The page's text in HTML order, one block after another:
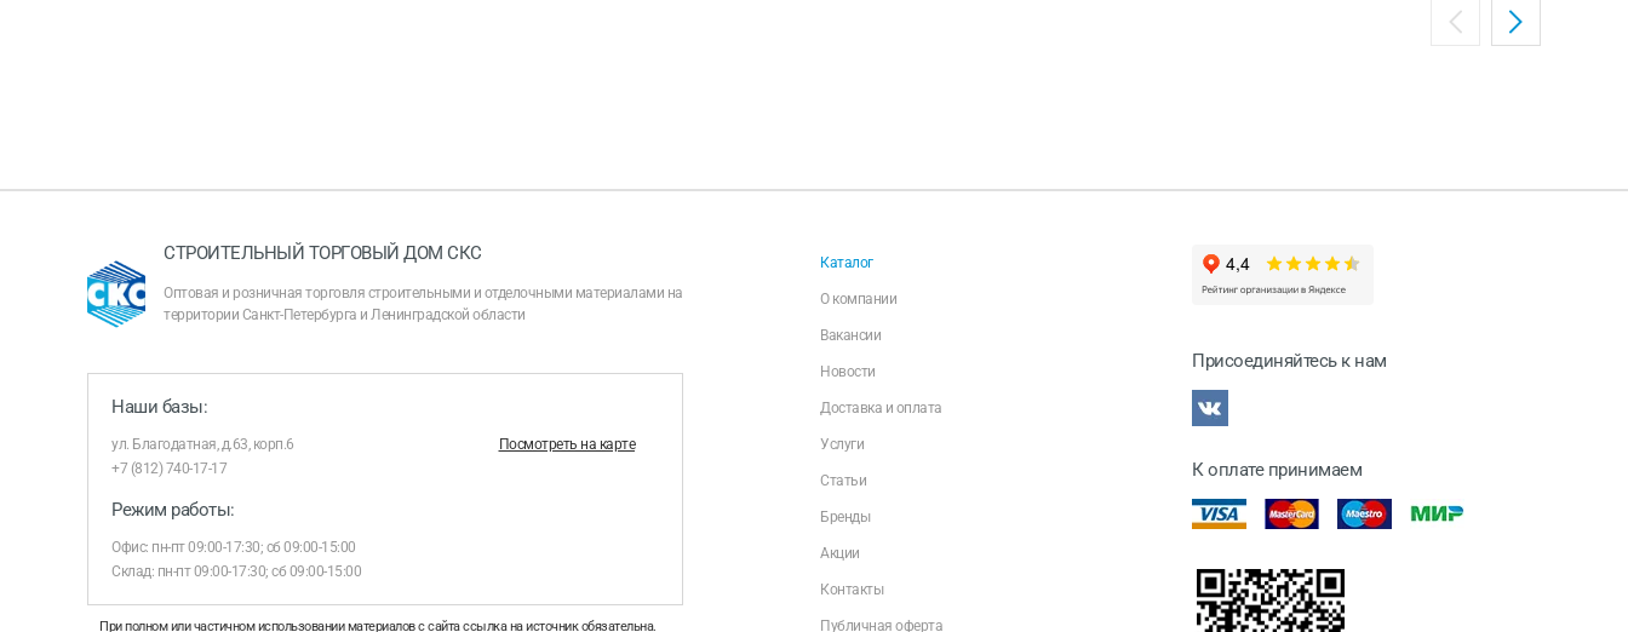
СТРОИТЕЛЬНЫЙ ТОРГОВЫЙ ДОМ СКС
Оптовая и розничная торговля строительными и отделочными материалами на
территории Санкт-Петербурга и Ленинградской области
Наши базы:
ул. Благодатная, д.63, корп.6
Посмотреть на карте
+7 (812) 740-17-17
Режим работы:
Офис: пн-пт 09:00-17:30; сб 09:00-15:00
Склад: пн-пт 09:00-17:30; сб 09:00-15:00
При полном или частичном использовании материалов с сайта ссылка на источник обязательна.
Каталог
О компании
Вакансии
Новости
Доставка и оплата
Услуги
Статьи
Бренды
Акции
Контакты
Публичная оферта
Присоединяйтесь к нам
К оплате принимаем